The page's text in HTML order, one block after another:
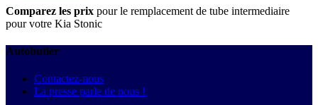
Comparez les prix pour le remplacement de tube intermediaire
pour votre Kia Stonic
Autobutler
Contactez-nous
La presse parle de nous !